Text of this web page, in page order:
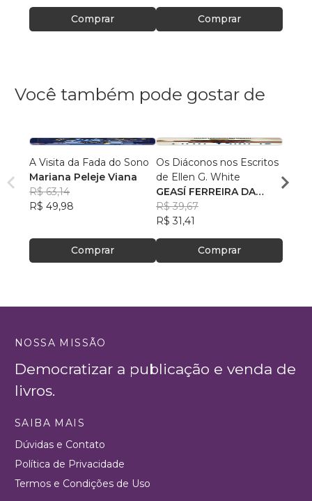
Comprar Comprar
Você também pode gostar de
A Visita da Fada do Sono
Mariana Peleje Viana
R$ 63,14
R$ 49,98
Comprar
Os Diáconos nos Escritos
de Ellen G. White
GEASÍ FERREIRA DA
COSTA
R$ 39,67
R$ 31,41
Comprar
R$
NOSSA MISSÃO
Democratizar a publicação e venda de
livros.
SAIBA MAIS
Dúvidas e Contato
Política de Privacidade
Termos e Condições de Uso